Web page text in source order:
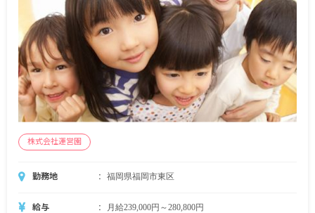
【契約社員】
時給1,000円～1,100円
賞与あり（1年目は100,000円）
株式会社運営園
勤務地 福岡県福岡市東区
給与
月給239,000円～280,800円